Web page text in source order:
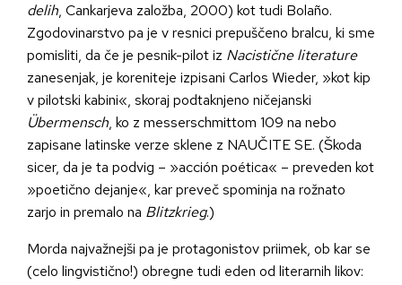
delih, Cankarjeva založba, 2000) kot tudi Bolaño.
Zgodovinarstvo pa je v resnici prepuščeno bralcu, ki sme
pomisliti, da če je pesnik-pilot iz Nacistične literature
zanesenjak, je koreniteje izpisani Carlos Wieder, »kot kip
v pilotski kabini«, skoraj podtaknjeno ničejanski
Übermensch, ko z messerschmittom 109 na nebo
zapisane latinske verze sklene z NAUČITE SE. (Škoda
sicer, da je ta podvig – »acción poética« – preveden kot
»poetično dejanje«, kar preveč spominja na rožnato
zarjo in premalo na Blitzkrieg.)
Morda najvažnejši pa je protagonistov priimek, ob kar se
(celo lingvistično!) obregne tudi eden od literarnih likov: